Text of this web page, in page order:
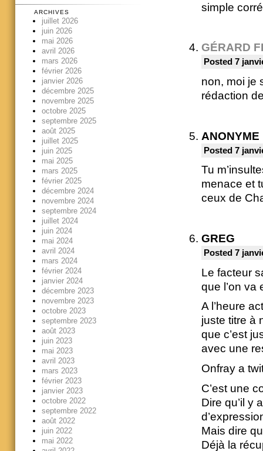
simple
GÉRARD
Posted 7
non, moi je
rédaction
ANONYME
Posted 7
Tu
menace et
ceux de
GREG
Posted 7
Le facteur
que l’on va
A l’heure
juste titre à
que c’est
avec une
Onfray a
C’est une
Dire qu’il y
Mais dire
Déjà la
ARCHIVES
juillet 2026
juin 2026
mai 2026
avril 2026
mars 2026
février 2026
janvier 2026
décembre 2025
novembre 2025
octobre 2025
septembre 2025
août 2025
juillet 2025
juin 2025
mai 2025
mars 2025
février 2025
décembre 2024
novembre 2024
septembre 2024
juillet 2024
juin 2024
mai 2024
avril 2024
mars 2024
février 2024
janvier 2024
décembre 2023
novembre 2023
octobre 2023
septembre 2023
août 2023
juin 2023
mai 2023
avril 2023
mars 2023
février 2023
janvier 2023
octobre 2022
septembre 2022
août 2022
juin 2022
mai 2022